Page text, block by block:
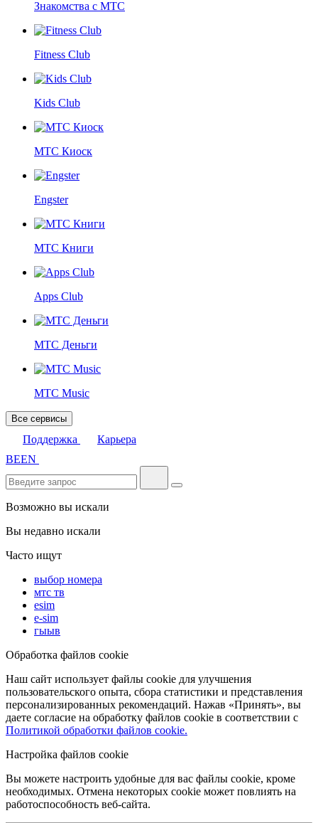
Знакомства с МТС
Fitness Club
Kids Club
МТС Киоск
Engster
МТС Книги
Apps Club
МТС Деньги
МТС Music
Все сервисы
Поддержка
Карьера
BEEN
Возможно вы искали
Вы недавно искали
Часто ищут
выбор номера
мтс тв
esim
e-sim
гыыв
Обработка файлов cookie
Наш сайт использует файлы cookie для улучшения
пользовательского опыта, сбора статистики и представления
персонализированных рекомендаций. Нажав «Принять», вы
даете согласие на обработку файлов cookie в соответствии с
Политикой обработки файлов cookie.
Настройка файлов cookie
Вы можете настроить удобные для вас файлы cookie, кроме
необходимых. Отмена некоторых cookie может повлиять на
работоспособность веб-сайта.